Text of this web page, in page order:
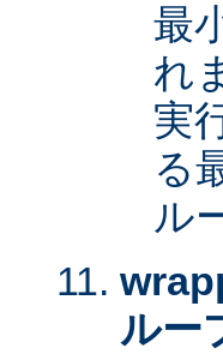
最
れ
実
る
ル
ルー